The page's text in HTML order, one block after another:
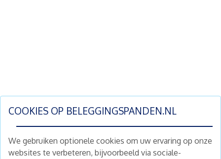
COOKIES OP BELEGGINGSPANDEN.NL
We gebruiken optionele cookies om uw ervaring op onze
websites te verbeteren, bijvoorbeeld via sociale-